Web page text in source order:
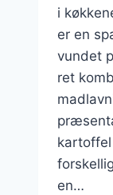
i
er en
vundet
ret
en…